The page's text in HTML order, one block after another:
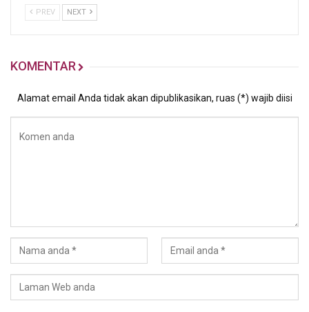
PREV NEXT
KOMENTAR
Alamat email Anda tidak akan dipublikasikan, ruas (*) wajib diisi